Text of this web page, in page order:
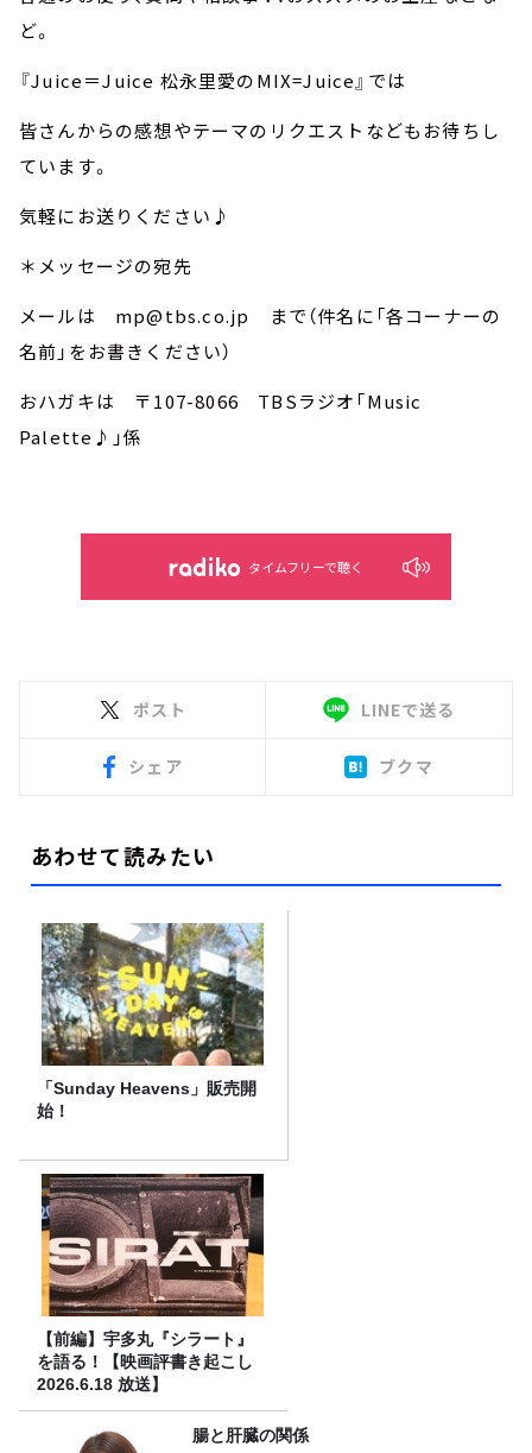
ど。
『Juice＝Juice 松永里愛のMIX=Juice』では
皆さんからの感想やテーマのリクエストなどもお待ちし
ています。
気軽にお送りください♪
＊メッセージの宛先
メールは mp@tbs.co.jp まで（件名に「各コーナーの
名前」をお書きください）
おハガキは 〒107-8066 TBSラジオ「Music
Palette♪」係
タイムフリーで聴く
ポスト LINEで送る
シェア ブクマ
あわせて読みたい
「Sunday Heavens」販売開
始！
【前編】宇多丸『シラート』
を語る！【映画評書き起こし
2026.6.18 放送】
腸と肝臓の関係